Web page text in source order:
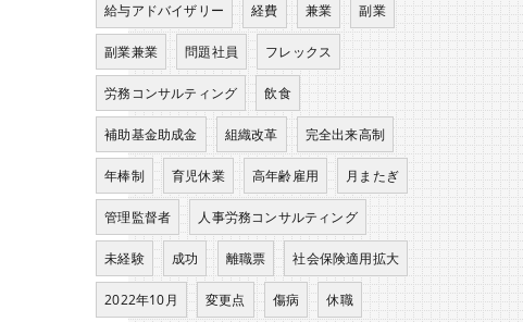
給与アドバイザリー 経費 兼業 副業
副業兼業 問題社員 フレックス
労務コンサルティング 飲食
補助基金助成金 組織改革 完全出来高制
年棒制 育児休業 高年齢雇用 月またぎ
管理監督者 人事労務コンサルティング
未経験 成功 離職票 社会保険適用拡大
2022年10月 変更点 傷病 休職